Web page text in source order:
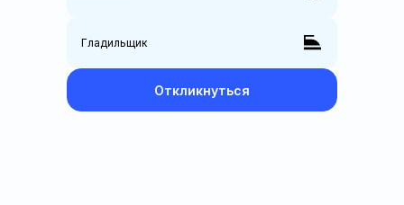
Гладильщик
Откликнуться